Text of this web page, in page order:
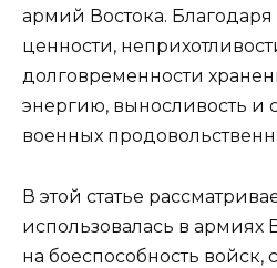
армий Востока.
ценности,
долговременности
энергию, выносливость и
военных
В этой статье
использовалась в армиях
на боеспособность войск,